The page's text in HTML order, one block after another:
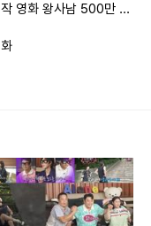
영화 왕사남 500만 관객